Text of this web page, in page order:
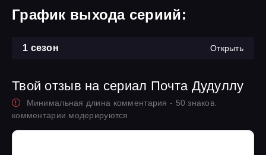
График выхода сериий:
1 сезон Открыть
Твой отзыв на сериал Почта Дудуллу
Минимальная длина комментария - 50 знаков.
комментарии модерируются